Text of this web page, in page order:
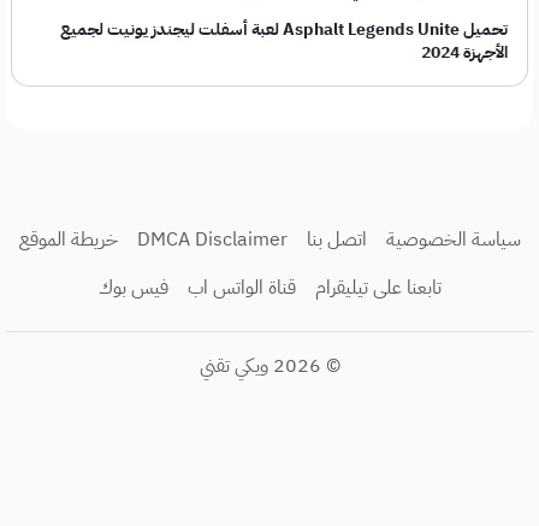
تحميل Asphalt Legends Unite لعبة أسفلت ليجندز يونيت لجميع
الأجهزة 2024
سياسة الخصوصية اتصل بنا DMCA Disclaimer
خريطة الموقع
تابعنا على تيليقرام
قناة الواتس اب فيس بوك
© 2026 ويكي تقني